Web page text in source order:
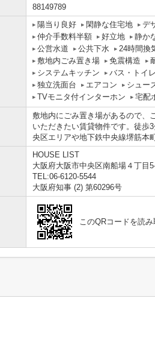
88149789
陽当り良好 閑静な住宅地
デ
仲介手数料半額
好立地
静か
公営水道
公共下水
24時間換
敷地内ごみ置き場
免震構造
システムキッチン
バス・トイ
独立洗面台
エアコン
シュー
TVモニタ付インターホン
宅配
敷地内にごみ置き場があるので、
いただきたい賃貸物件です。徒歩
央区エリアや地下鉄中央線堺筋本
HOUSE LIST
大阪府大阪市中央区南船場４丁目
TEL:06-6120-5544
大阪府知事 (2) 第60296号
このQRコードを読